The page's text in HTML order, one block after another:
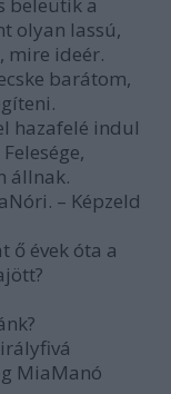
beleütik a
olyan lassú,
mire ideér.
barátom,
hazafelé indul
állnak.
– Képzeld
ő évek óta a
MiaManó